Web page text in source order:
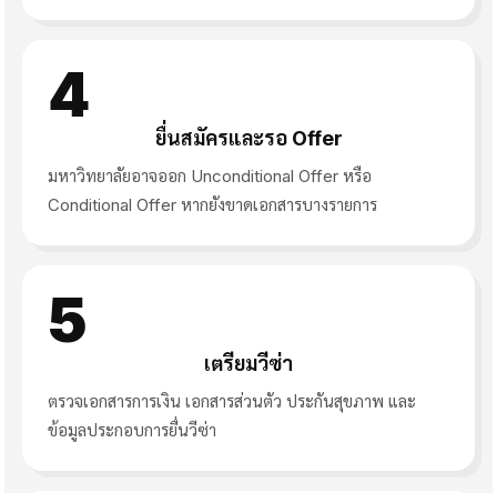
4
ยื่นสมัครและรอ Offer
มหาวิทยาลัยอาจออก Unconditional Offer หรือ
Conditional Offer หากยังขาดเอกสารบางรายการ
5
เตรียมวีซ่า
ตรวจเอกสารการเงิน เอกสารส่วนตัว ประกันสุขภาพ และ
ข้อมูลประกอบการยื่นวีซ่า